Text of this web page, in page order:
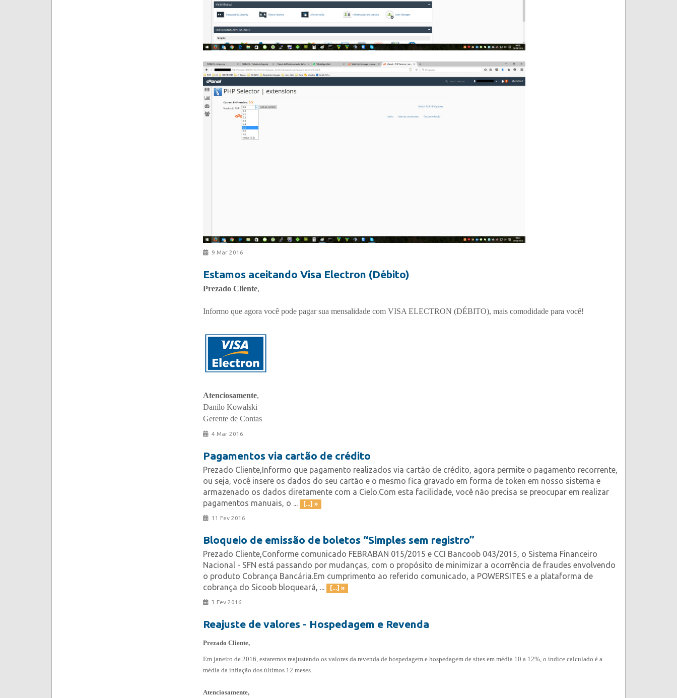
9 Mar 2016
Estamos aceitando Visa Electron (Débito)
Prezado Cliente,
Informo que agora você pode pagar sua mensalidade com VISA ELECTRON (DÉBITO), mais comodidade para você!
Atenciosamente,
Danilo Kowalski
Gerente de Contas
4 Mar 2016
Pagamentos via cartão de crédito
Prezado Cliente,Informo que pagamento realizados via cartão de crédito, agora permite o pagamento recorrente,
ou seja, você insere os dados do seu cartão e o mesmo fica gravado em forma de token em nosso sistema e
armazenado os dados diretamente com a Cielo.Com esta facilidade, você não precisa se preocupar em realizar
pagamentos manuais, o ...
[...] »
11 Fev 2016
Bloqueio de emissão de boletos “Simples sem registro”
Prezado Cliente,Conforme comunicado FEBRABAN 015/2015 e CCI Bancoob 043/2015, o Sistema Financeiro
Nacional - SFN está passando por mudanças, com o propósito de minimizar a ocorrência de fraudes envolvendo
o produto Cobrança Bancária.Em cumprimento ao referido comunicado, a POWERSITES e a plataforma de
cobrança do Sicoob bloqueará, ...
[...] »
3 Fev 2016
Reajuste de valores - Hospedagem e Revenda
Prezado Cliente,
Em janeiro de 2016, estaremos reajustando os valores da revenda de hospedagem e hospedagem de sites em média 10 a 12%, o índice calculado é a
média da inflação dos últimos 12 meses.
Atenciosamente,